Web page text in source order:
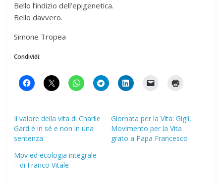
Bello l’indizio dell’epigenetica.
Bello davvero.
Simone Tropea
Condividi:
Il valore della vita di Charlie
Gard è in sé e non in una
sentenza
Giornata per la Vita: Gigli,
Movimento per la Vita
grato a Papa Francesco
Mpv ed ecologia integrale
– di Franco Vitale